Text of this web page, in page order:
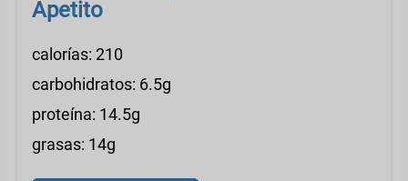
Apetito
calorías: 210
carbohidratos: 6.5g
proteína: 14.5g
grasas: 14g